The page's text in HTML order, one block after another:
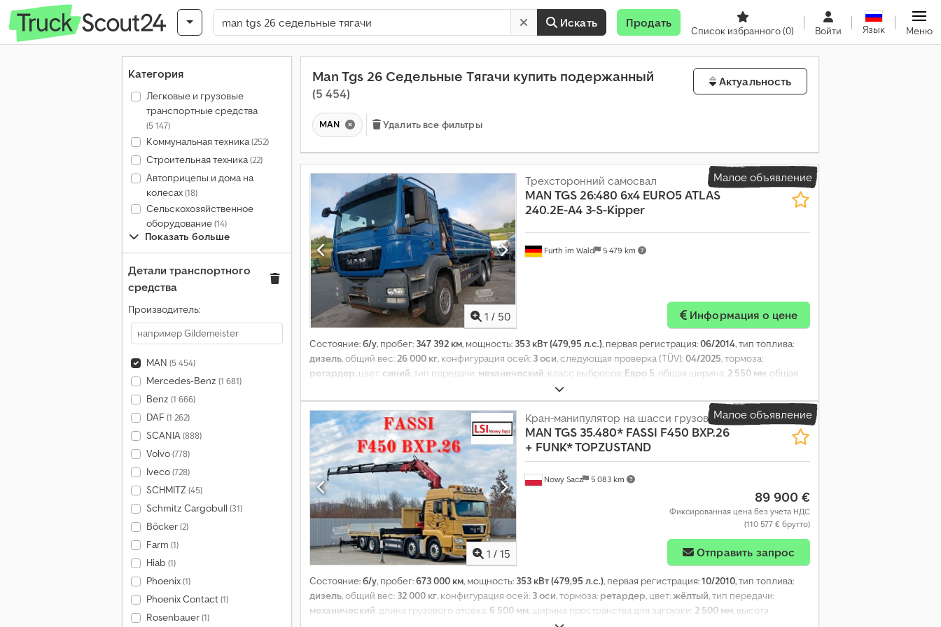
Искать Продать
Список избранного(0) Войти Язык Меню
Категория
Легковые и грузовые
транспортные средства
(5 147)
Коммунальная техника(252)
Строительная техника(22)
Автоприцепы и дома на
колесах(18)
Сельскохозяйственное
оборудование(14)
Показать больше
Детали транспортного
средства
Производитель:
MAN (5 454)
Mercedes-Benz (1 681)
Benz (1 666)
DAF (1 262)
SCANIA(888)
Volvo(778)
Iveco(728)
SCHMITZ(45)
Schmitz Cargobull (31)
Böcker(2)
Farm (1)
Hiab (1)
Phoenix(1)
Phoenix Contact(1)
Rosenbauer(1)
Man Tgs 26 Седельные Тягачи купить подержанный
(5 454)
Актуальность
MAN Удалить все фильтры
Малое объявление
1 / 50
Furth im Wald 5 479 km
Трехсторонний самосвал
MAN TGS 26:480 6x4 EURO5 ATLAS
240.2E-A4 3-S-Kipper
Информация о цене
Состояние:б/у, пробег: 347 392 км, мощность: 353 кВт (479,95 л.с.), первая регистрация:06/2014, тип топлива:
дизель, общий вес:26 000 кг, конфигурация осей: 3 оси, следующая проверка (TÜV):04/2025, тормоза:
ретардер, цвет: синий, тип передачи: механический, класс выбросов: Евро 5, общая ширина: 2 550 мм, общая
, длина грузового отсека:
для загрузки:2 420 мм, высота грузового отсека:980 мм, Год выпуска:2014, Оборудование:кондиционер, кран,
сажевый фильтр, электронная программа стабилизации (ESP)
Малое объявление
1 / 15
Nowy Sacz 5 083 km
Кран-манипулятор на шасси грузовика
MAN TGS 35.480* FASSI F450 BXP.26
+ FUNK* TOPZUSTAND
89 900 €
Фиксированная цена без учета НДС
(110 577 € брутто)
Отправить запрос
Состояние:б/у, пробег:673 000 км, мощность: 353 кВт (479,95 л.с.), первая регистрация:10/2010, тип топлива:
дизель, общий вес: 32 000 кг, конфигурация осей: 3 оси, тормоза: ретардер, цвет:жёлтый, тип передачи:
механический, длина грузового отсека: 6 500 мм, ширина пространства для загрузки: 2 500 мм, высота
е
м
е
с
я
ч
н
о
б
л
0
0
0